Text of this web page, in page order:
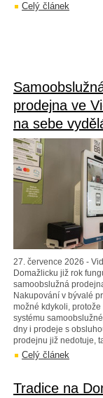
Celý článek
prodejna ve
na sebe
27. července 2026 -
Domažlicku již rok
samoobslužná
Nakupování v bývalé
možné kdykoli,
systému
dny i prodeje s
prodejnu již nedotuje,
Celý článek
Tradice na